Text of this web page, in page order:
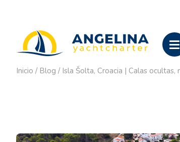
Inicio / Blog / Isla Šolta, Croacia | Calas